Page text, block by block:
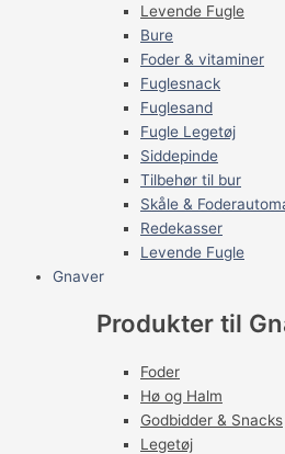
Levende Fugle
Bure
Foder & vitaminer
Fuglesnack
Fuglesand
Fugle Legetøj
Siddepinde
Tilbehør til bur
Skåle &
Redekasser
Levende Fugle
Gnaver
Produkter til
Foder
Hø og Halm
Godbidder & Snacks
Legetøj